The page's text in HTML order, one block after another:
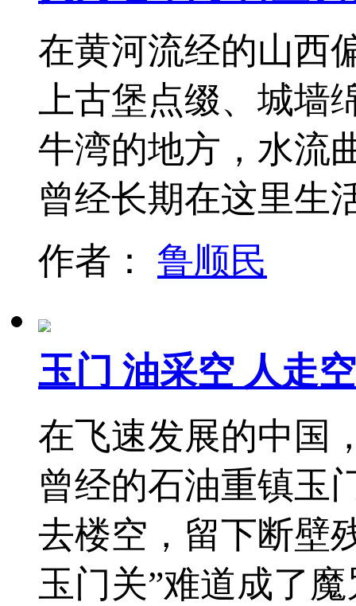
在黄河流经的山西
上古堡点缀、城
牛湾的地方，水流
曾经长期在这里
作者： 鲁顺民
玉门 油采空 人走
在飞速发展的中国
曾经的石油重镇玉
去楼空，留下断壁
玉门关”难道成了